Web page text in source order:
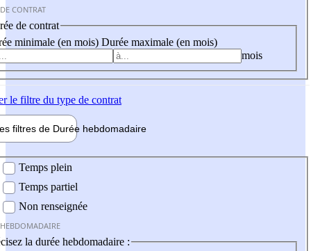
CONTRAT
de contrat
minimale (en mois) Durée maximale (en mois)
mois
le filtre du type de contrat
filtres de Durée hebdomadaire
Temps plein
Temps partiel
Non renseignée
la durée hebdomadaire :